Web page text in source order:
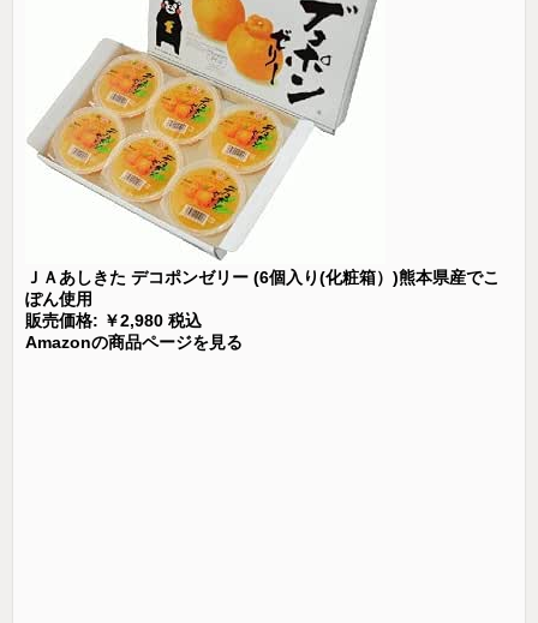
ＪＡあしきた デコポンゼリー (6個入り(化粧箱）)熊本県産でこ
ぽん使用
販売価格: ￥2,980 税込
Amazonの商品ページを見る